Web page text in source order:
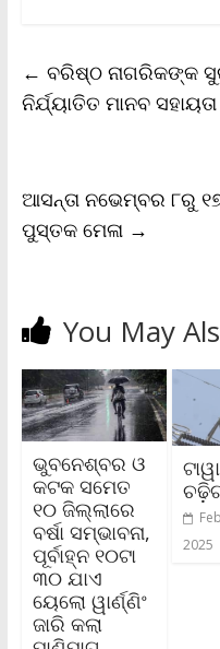
o
o
k
e
r
A
p
p
i
n
k
F
r
i
l
y
← ବରିଷ୍ଠ ନାଗରିକଙ୍କ
ନିର୍ଯ୍ୟାତିତ ମାନବ
ଆସନ୍ତା ନଭେମ୍ବର ୮ରୁ
ପୁସ୍ତକ ମେଳା →
You May
ଭୁବନେଶ୍ବର ଓ
କଟକ ସମେତ
୧୦ ଜିଲ୍ଲାରେ
ବର୍ଷା ସମ୍ଭାବନା,
ପୂର୍ବାହ୍ନ ୧୦ଟା
୩୦ ଯାଏ
ୟେଲୋ ୱାର୍ଣ୍ଣିଂ
ଜାରି କଲା
2025